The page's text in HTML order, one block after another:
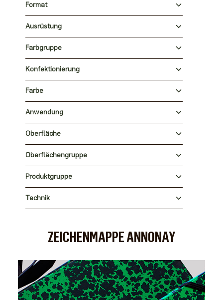
Format
Ausrüstung
Farbgruppe
Konfektionierung
Farbe
Anwendung
Oberfläche
Oberflächengruppe
Produktgruppe
Technik
ZEICHENMAPPE ANNONAY